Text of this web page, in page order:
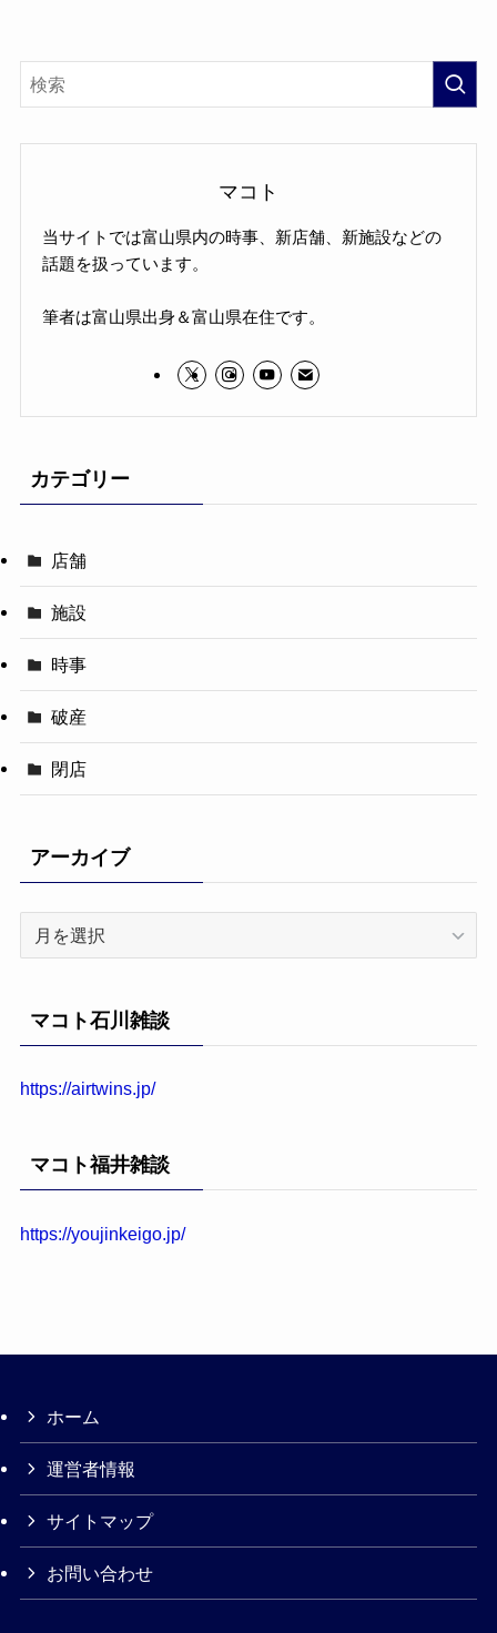
マコト
当サイトでは富山県内の時事、新店舗、新施設などの
話題を扱っています。
筆者は富山県出身＆富山県在住です。
カテゴリー
店舗
施設
時事
破産
閉店
アーカイブ
マコト石川雑談
https://airtwins.jp/
マコト福井雑談
https://youjinkeigo.jp/
ホーム
運営者情報
サイトマップ
お問い合わせ